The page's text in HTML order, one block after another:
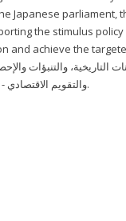
Japanese parliament,
the stimulus
and achieve the
التاريخية، والتنبؤات
والتقويم الاقتصادي - بوليفيا - معدل التضخم.